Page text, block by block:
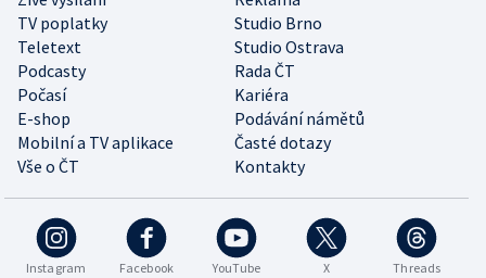
TV poplatky
Studio Brno
Teletext
Studio Ostrava
Podcasty
Rada ČT
Počasí
Kariéra
E-shop
Podávání námětů
Mobilní a TV aplikace
Časté dotazy
Vše o ČT
Kontakty
Instagram Facebook YouTube X Threads